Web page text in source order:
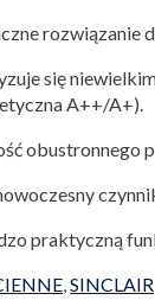
rozwiązanie
się
A++/A+).
obustronnego
praktyczną
,SINCLAIR